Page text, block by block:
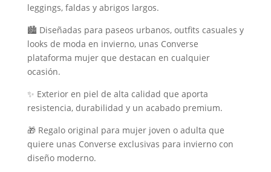
leggings, faldas y abrigos largos.
🏙️ Diseñadas para paseos urbanos, outfits casuales y
looks de moda en invierno, unas Converse
plataforma mujer que destacan en cualquier
ocasión.
✨ Exterior en piel de alta calidad que aporta
resistencia, durabilidad y un acabado premium.
🎁 Regalo original para mujer joven o adulta que
quiere unas Converse exclusivas para invierno con
diseño moderno.